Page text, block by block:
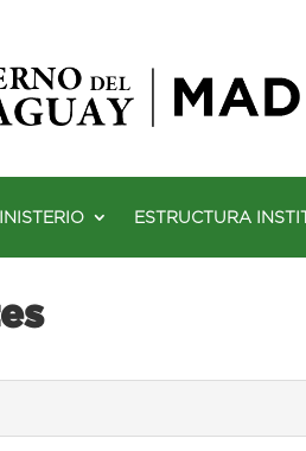
ESTRUCTURA